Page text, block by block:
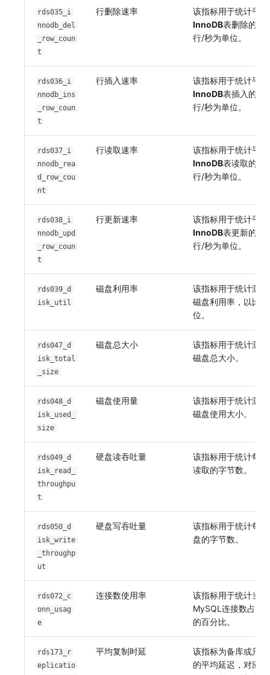
rds035_i
nnodb_del
_row_coun
t
行删除速率
该指标用于统计平
InnoDB表删除的行
行/秒为单位。
rds036_i
nnodb_ins
_row_coun
t
行插入速率
该指标用于统计平
InnoDB表插入的行
行/秒为单位。
rds037_i
nnodb_rea
d_row_cou
nt
行读取速率
该指标用于统计平
InnoDB表读取的行
行/秒为单位。
rds038_i
nnodb_upd
_row_coun
t
行更新速率
该指标用于统计平
InnoDB表更新的行
行/秒为单位。
rds039_d
isk_util
磁盘利用率
该指标用于统计测
磁盘利用率，以比
位。
rds047_d
isk_total
_size
磁盘总大小
该指标用于统计测
磁盘总大小。
rds048_d
isk_used_
size
磁盘使用量
该指标用于统计测
磁盘使用大小。
rds049_d
isk_read_
throughpu
t
硬盘读吞吐量
该指标用于统计每
读取的字节数。
rds050_d
isk_write
_throughp
ut
硬盘写吞吐量
该指标用于统计每
盘的字节数。
rds072_c
onn_usag
e
连接数使用率
该指标用于统计当
MySQL连接数占总
的百分比。
rds173_r
eplicatio
平均复制时延
该指标为备库或只
的平均延迟，对应